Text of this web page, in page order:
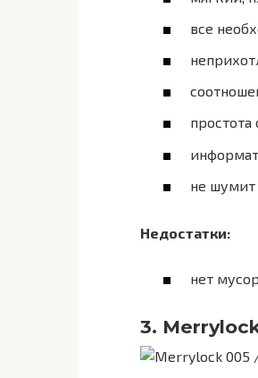
все
не шумит
Недостатки:
нет
3.